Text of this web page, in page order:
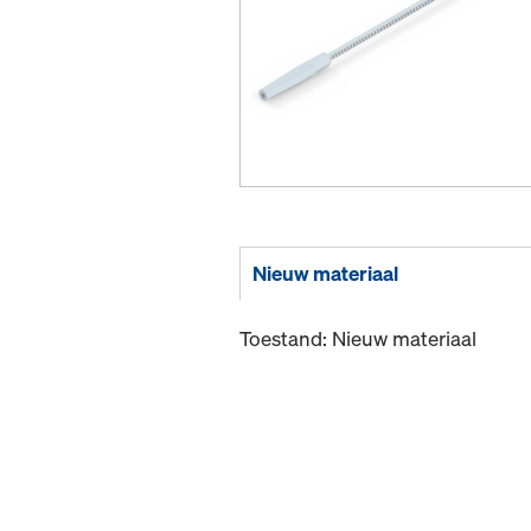
Nieuw materiaal
Toestand: Nieuw materiaal